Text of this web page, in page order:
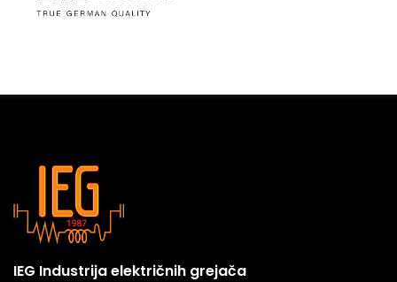
IEG Industrija električnih grejača